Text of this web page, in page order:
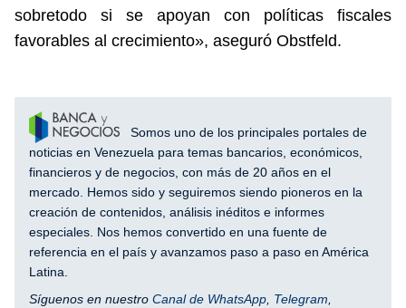
sobretodo si se apoyan con políticas fiscales
favorables al crecimiento», aseguró Obstfeld.
Somos uno de los principales portales de
noticias en Venezuela para temas bancarios, económicos,
financieros y de negocios, con más de 20 años en el
mercado. Hemos sido y seguiremos siendo pioneros en la
creación de contenidos, análisis inéditos e informes
especiales. Nos hemos convertido en una fuente de
referencia en el país y avanzamos paso a paso en América
Latina.
Síguenos en nuestro Canal de WhatsApp, Telegram,